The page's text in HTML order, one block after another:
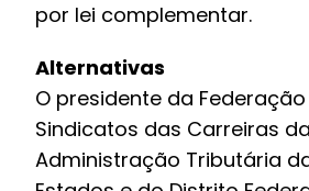
por lei complementar.
Alternativas
O presidente da
Sindicatos das Carreiras da
Administração Tributária